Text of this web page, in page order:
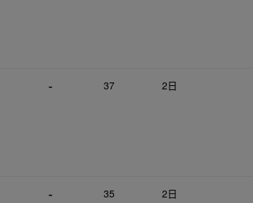
- 37 2日
- 35 2日